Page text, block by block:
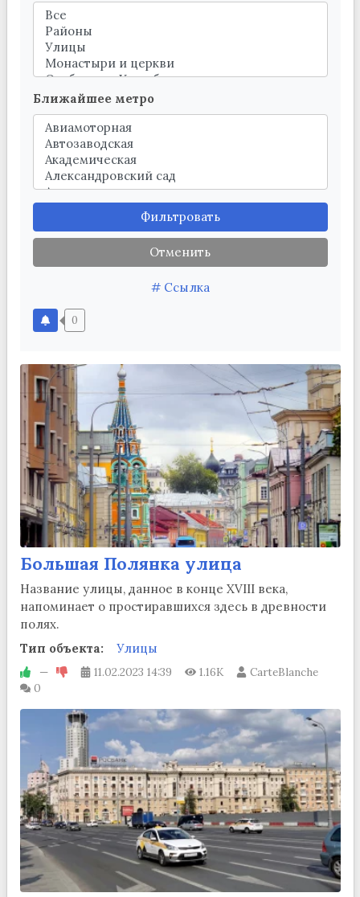
Ближайшее метро
Фильтровать
Отменить
# Ссылка
0
Большая Полянка улица
Название улицы, данное в конце XVIII века,
напоминает о простиравшихся здесь в древности
полях.
Тип объекта:
Улицы
— 11.02.2023 14:39 1.16K
CarteBlanche
0